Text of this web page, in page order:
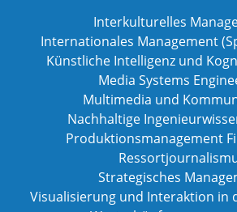
Interkulturelles
Internationales Management
Künstliche Intelligenz und
Media Systems
Multimedia und
Nachhaltige
Produktionsmanagement
Strategisches
Visualisierung und Interaktion in